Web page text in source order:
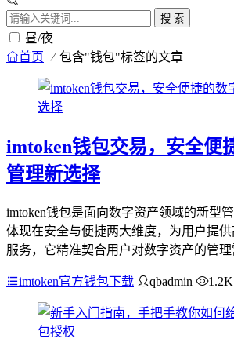
搜 索
昼/夜
首页 包含"钱包"标签的文章
imtoken钱包交易，安全便
管理新选择
imtoken钱包是面向数字资产领域的新型
体现在安全与便捷两大维度，为用户提
服务，它精准契合用户对数字资产的管
imtoken官方钱包下载 qbadmin 1.2K